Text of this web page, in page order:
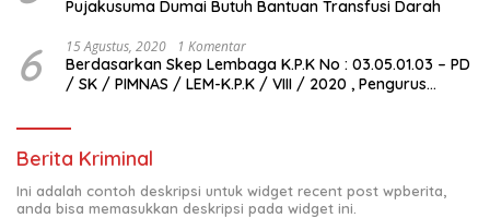
Pujakusuma Dumai Butuh Bantuan Transfusi Darah
6 15 Agustus, 2020 1 Komentar
Berdasarkan Skep Lembaga K.P.K No : 03.05.01.03 – PD
/ SK / PIMNAS / LEM-K.P.K / VIII / 2020 , Pengurus
Berita Kriminal
Ini adalah contoh deskripsi untuk widget recent post wpberita,
anda bisa memasukkan deskripsi pada widget ini.